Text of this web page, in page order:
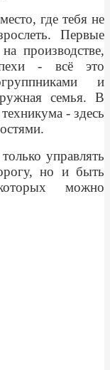
где тебя не
Первые
производстве,
- всё это
и
семья. В
- здесь
управлять
но и быть
можно